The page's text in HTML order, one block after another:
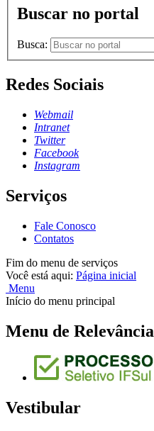
Buscar no portal
Busca:
Redes Sociais
Webmail
Intranet
Twitter
Facebook
Instagram
Serviços
Fale Conosco
Contatos
Fim do menu de serviços
Você está aqui: Página inicial
Menu
Início do menu principal
Menu de Relevância
Vestibular